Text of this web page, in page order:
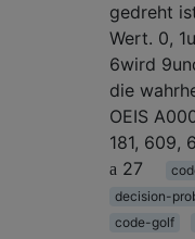
gedreht
Wert. 0,
6wird
die
OEIS
181, 609,
27
decision-
code-golf